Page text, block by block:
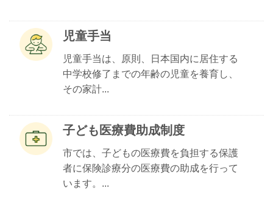
児童手当
児童手当は、原則、日本国内に居住する
中学校修了までの年齢の児童を養育し、
その家計...
子ども医療費助成制度
市では、子どもの医療費を負担する保護
者に保険診療分の医療費の助成を行って
います。...